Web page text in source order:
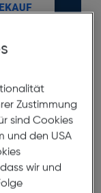
Zustimmung
sind Cookies
und den USA
wir und